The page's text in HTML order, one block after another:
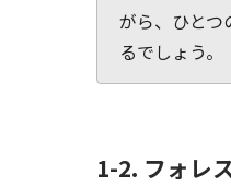
がら、ひとつ
るでしょう。
1-2. フォレ